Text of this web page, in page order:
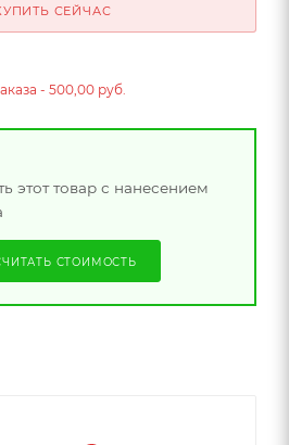
СЕЙЧАС
- 500,00 руб.
этот товар с нанесением
СТОИМОСТЬ